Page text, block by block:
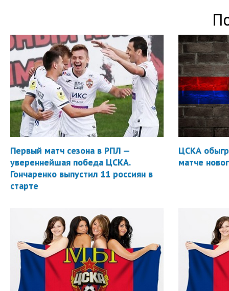
Первый матч сезона в РПЛ —
увереннейшая победа ЦСКА.
Гончаренко выпустил 11 россиян в
старте
ЦСКА
матче